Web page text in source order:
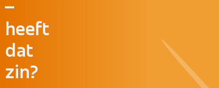
–
heeft
dat
zin?